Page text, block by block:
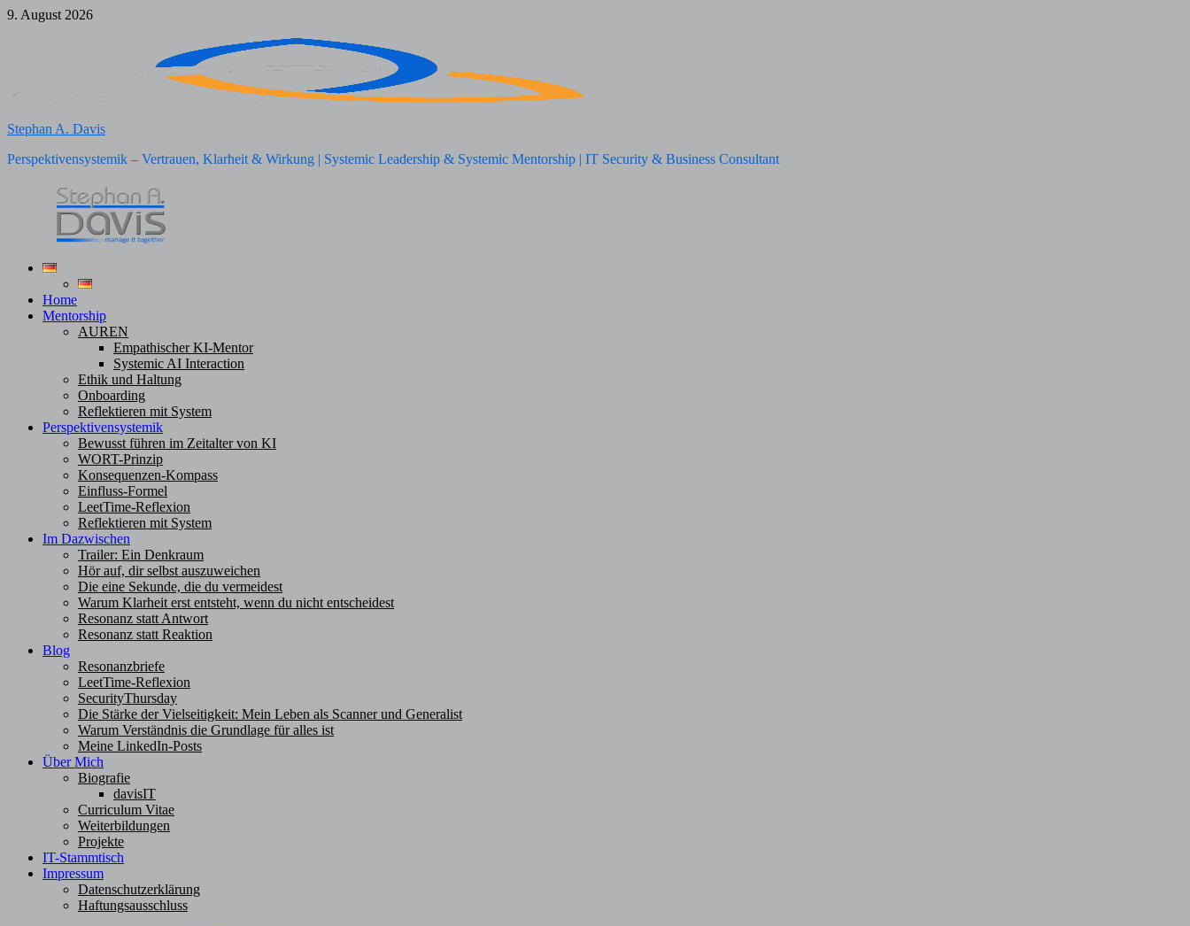
Zum
9. August 2026
Stephan A. Davis
Perspektivensystemik – Vertrauen, Klarheit & Wirkung | Systemic Leadership & Systemic Mentorship | IT Security & Business Consultant
Home
Mentorship
AUREN
Empathischer KI-Mentor
Systemic AI Interaction
Ethik und Haltung
Onboarding
Reflektieren mit System
Perspektivensystemik
Bewusst führen im Zeitalter von KI
WORT-Prinzip
Konsequenzen-Kompass
Einfluss-Formel
LeetTime-Reflexion
Reflektieren mit System
Im Dazwischen
Trailer: Ein Denkraum
Hör auf, dir selbst auszuweichen
Die eine Sekunde, die du vermeidest
Warum Klarheit erst entsteht, wenn du nicht entscheidest
Resonanz statt Antwort
Resonanz statt Reaktion
Blog
Resonanzbriefe
LeetTime-Reflexion
SecurityThursday
Die Stärke der Vielseitigkeit: Mein Leben als Scanner und Generalist
Warum Verständnis die Grundlage für alles ist
Meine LinkedIn-Posts
Über Mich
Biografie
davisIT
Curriculum Vitae
Weiterbildungen
Projekte
IT-Stammtisch
Impressum
Datenschutzerklärung
Haftungsausschluss